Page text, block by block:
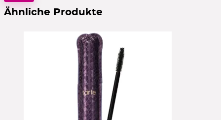
Ähnliche Produkte